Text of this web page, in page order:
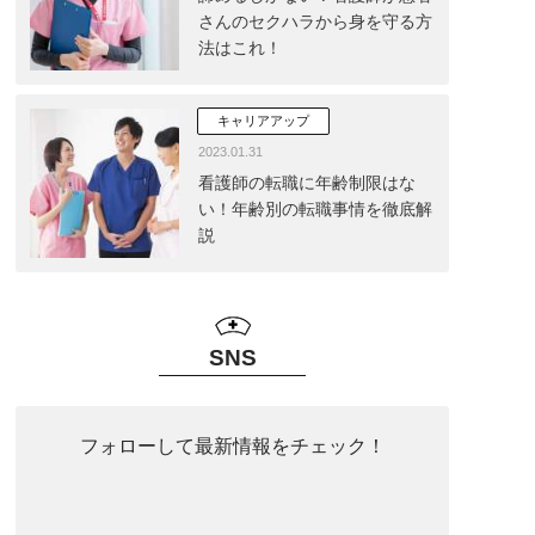
さんのセクハラから身を守る方
法はこれ！
看護師の転職に年齢制限はな
い！年齢別の転職事情を徹底解
説
2023.01.31
キャリアアップ
SNS